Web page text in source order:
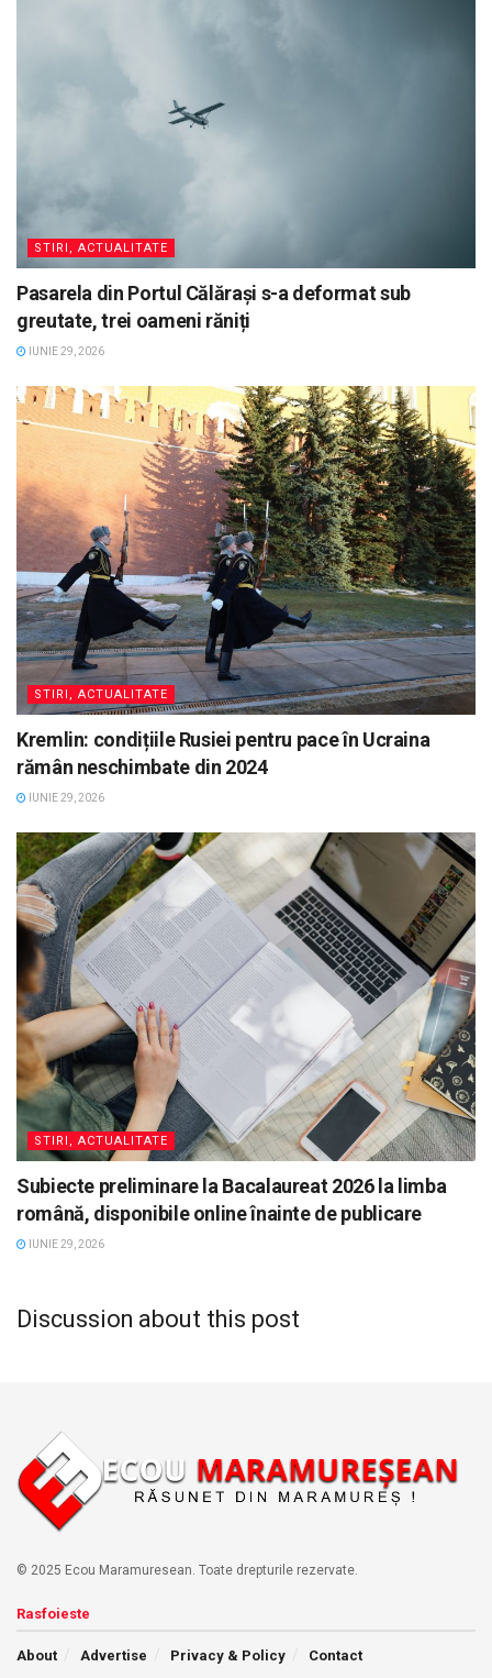
STIRI, ACTUALITATE
Pasarela din Portul Călărași s-a deformat sub
greutate, trei oameni răniți
IUNIE 29, 2026
STIRI, ACTUALITATE
Kremlin: condițiile Rusiei pentru pace în Ucraina
rămân neschimbate din 2024
IUNIE 29, 2026
STIRI, ACTUALITATE
Subiecte preliminare la Bacalaureat 2026 la limba
română, disponibile online înainte de publicare
IUNIE 29, 2026
Discussion about this post
© 2025 Ecou Maramuresean. Toate drepturile rezervate.
Rasfoieste
About Advertise Privacy & Policy Contact